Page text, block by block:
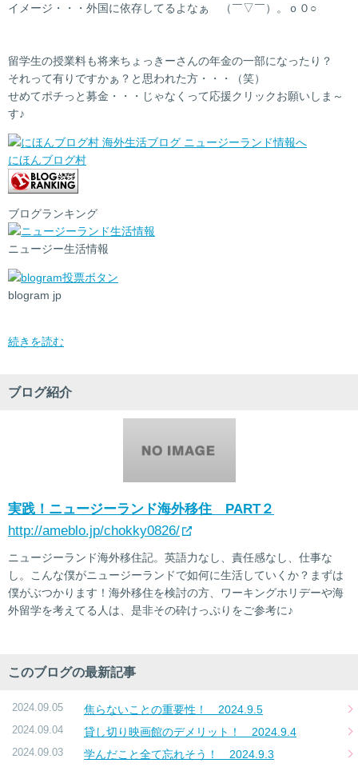
イメージ・・・外国に依存してるよなぁ （￣▽￣）。ｏ０○
留学生の授業料も将来ちょっきーさんの年金の一部になったり？
それって有りですかぁ？と思われた方・・・（笑）
せめてポチっと募金・・・じゃなくって応援クリックお願いしま～
す♪
にほんブログ村
ブログランキング
ニュージー生活情報
blogram jp
続きを読む
ブログ紹介
実践！ニュージーランド海外移住 PART２
http://ameblo.jp/chokky0826/
ニュージーランド海外移住記。英語力なし、責任感なし、仕事な
し。こんな僕がニュージーランドで如何に生活していくか？まずは
僕がぶつかります！海外移住を検討の方、ワーキングホリデーや海
外留学を考えてる人は、是非その砕けっぷりをご参考に♪
このブログの最新記事
2024.09.05 焦らないことの重要性！ 2024.9.5
2024.09.04 貸し切り映画館のデメリット！ 2024.9.4
2024.09.03 学んだこと全て忘れそう！ 2024.9.3